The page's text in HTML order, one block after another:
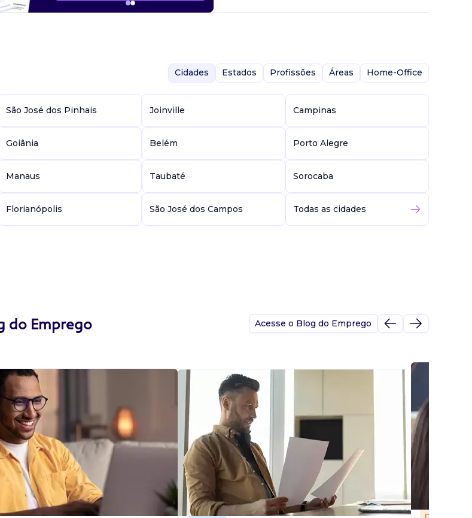
Cidades Estados Profissões Áreas Home-Office
São José dos Pinhais Joinville Campinas
Goiânia Belém Porto Alegre
Manaus Taubaté Sorocaba
Florianópolis São José dos Campos Todas as cidades
do Emprego Acesse o Blog do Emprego